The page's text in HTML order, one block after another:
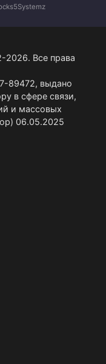
2026. Все права
89472, выдано
в сфере связи,
и массовых
06.05.2025